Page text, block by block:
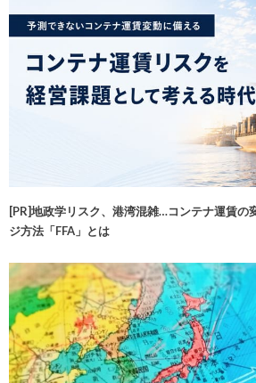
[PR]地政学リスク、港湾混雑…コンテナ運賃の
ジ方法「FFA」とは